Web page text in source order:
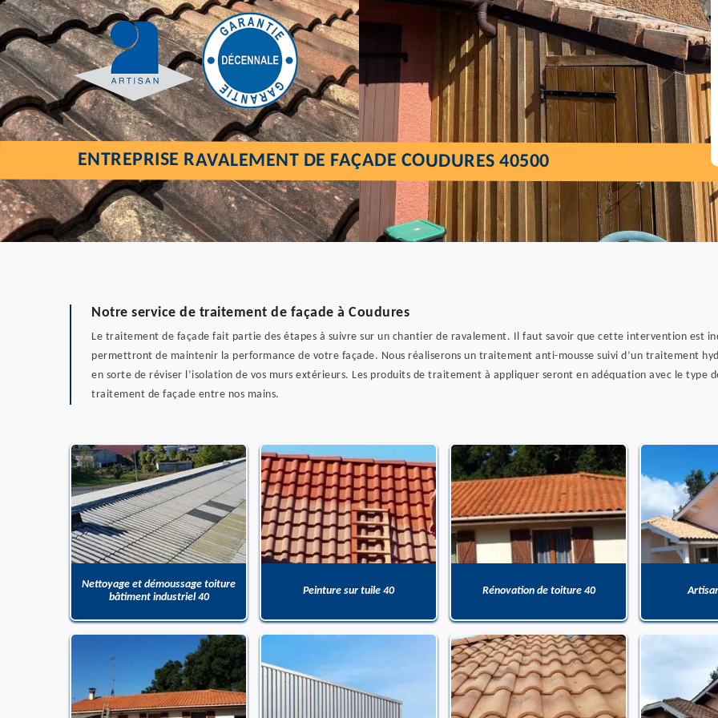
ENTREPRISE RAVALEMENT DE FAÇADE COUDURES 40500
Notre service de traitement de façade à Coudures
Le traitement de façade fait partie des étapes à suivre sur un chantier de ravalement. Il faut savoir que cette intervention est
permettront de maintenir la performance de votre façade. Nous réaliserons un traitement anti-mousse suivi d’un traitement
en sorte de réviser l’isolation de vos murs extérieurs. Les produits de traitement à appliquer seront en adéquation avec le type
traitement de façade entre nos mains.
Nettoyage et démoussage toiture
bâtiment industriel 40
Peinture sur tuile 40 Rénovation de toiture 40